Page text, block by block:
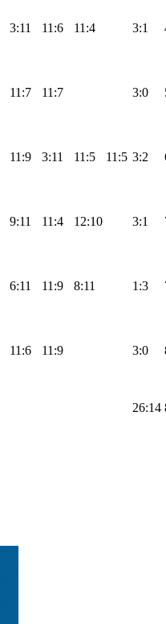
3:11 11:6 11:4 3:1
11:7 11:7 3:0
11:9 3:11 11:5 11:5 3:2
9:11 11:4 12:10 3:1
6:11 11:9 8:11 1:3
11:6 11:9 3:0
26:14